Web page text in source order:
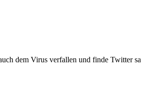
dem Virus verfallen und finde Twitter